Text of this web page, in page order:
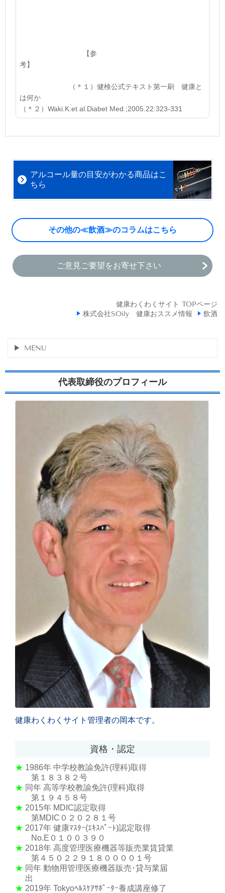
【参
考】
（＊１）健検公式テキスト第一刷 健康と
は何か
（＊２） Waki.K.et al.Diabet Med.;2005.22:323-331
アルコール量の目安がわかる商品はこ
ちら
その他の≪飲酒≫のコラムはこちら
ご意見ご要望をお寄せ下さい
健康わくわくサイト TOPページ
株式会社SOily 健康おススメ情報
飲酒
MENU
代表取締役のプロフィール
健康わくわくサイト管理者の岡本です。
資格・認定
★ 1986年 中学校教諭免許(理科)取得
第１８３８２号
★ 同年 高等学校教諭免許(理科)取得
第１９４５８号
★ 2015年 MDIC認定取得
第MDIC０２０２８１号
★ 2017年 健康ﾏｽﾀｰ(ｴｷｽﾊﾟｰﾄ)認定取得
No.E０１００３９０
★ 2018年 高度管理医療機器等販売業賃貸業
第４５０２２９１８００００１号
★ 同年 動物用管理医療機器販売･貸与業届
出
★ 2019年 Tokyoﾍﾙｽｹｱｻﾎﾟｰﾀｰ養成講座修了